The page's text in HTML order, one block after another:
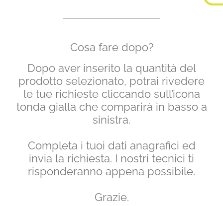
Cosa fare dopo?
Dopo aver inserito la quantità del
prodotto selezionato, potrai rivedere
le tue richieste cliccando sull’icona
tonda gialla che comparirà in basso a
sinistra.
Completa i tuoi dati anagrafici ed
invia la richiesta. I nostri tecnici ti
risponderanno appena possibile.
Grazie.